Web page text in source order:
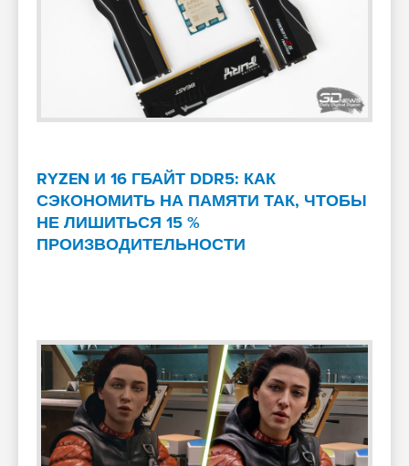
RYZEN И 16 ГБАЙТ DDR5: КАК
СЭКОНОМИТЬ НА ПАМЯТИ ТАК, ЧТОБЫ
НЕ ЛИШИТЬСЯ 15 %
ПРОИЗВОДИТЕЛЬНОСТИ